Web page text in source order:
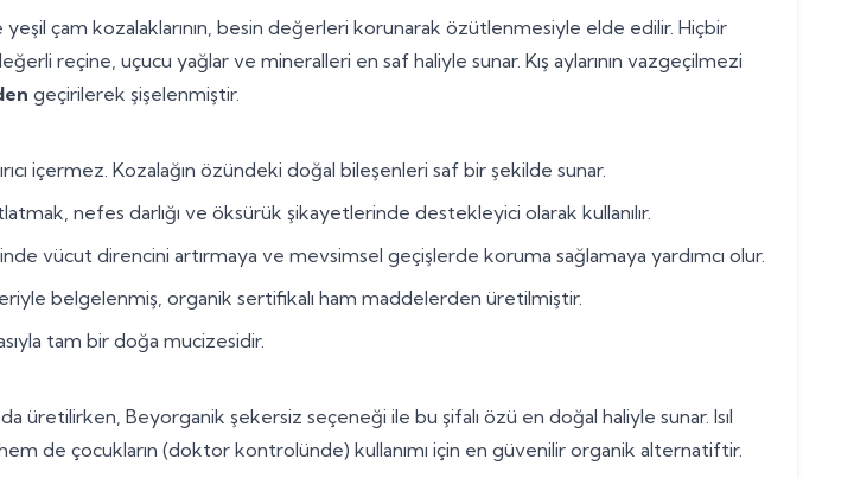
çam kozalaklarının, besin değerleri korunarak özütlenmesiyle elde edilir. Hiçbir
reçine, uçucu yağlar ve mineralleri en saf haliyle sunar. Kış aylarının vazgeçilmezi
geçirilerek şişelenmiştir.
içermez. Kozalağın özündeki doğal bileşenleri saf bir şekilde sunar.
nefes darlığı ve öksürük şikayetlerinde destekleyici olarak kullanılır.
vücut direncini artırmaya ve mevsimsel geçişlerde koruma sağlamaya yardımcı olur.
belgelenmiş, organik sertifikalı ham maddelerden üretilmiştir.
tam bir doğa mucizesidir.
Beyorganik şekersiz seçeneği ile bu şifalı özü en doğal haliyle sunar. Isıl
de çocukların (doktor kontrolünde) kullanımı için en güvenilir organik alternatiftir.